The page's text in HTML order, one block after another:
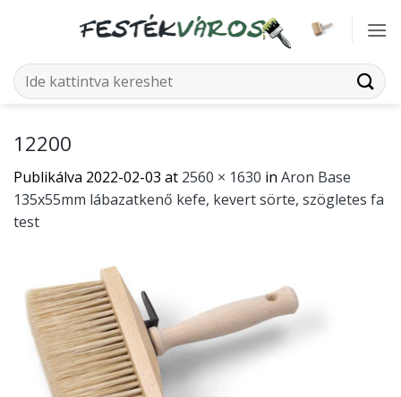
Keresés
a
12200
Publikálva 2022-02-03 at 2560 × 1630 in Aron Base
135x55mm lábazatkenő kefe, kevert sörte, szögletes fa
test